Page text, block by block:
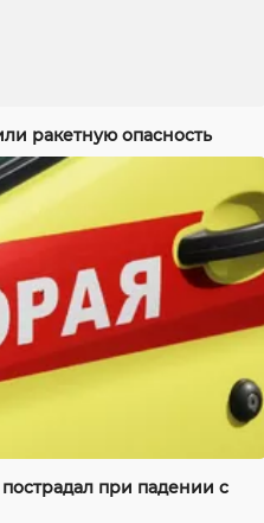
ракетную опасность
при падении с